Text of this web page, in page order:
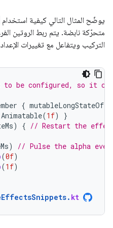
يوضّح المثال التالي كيفية استخدام
متحرّكة نابضة. يتم ربط الروتين
التركيب ويتفاعل مع تغييرات
be configured, so it
{ mutableLongStateOf
Animatable(1f)
}
) { // Restart the effect
)
// Pulse the alpha
(0f)
(1f)
. kt